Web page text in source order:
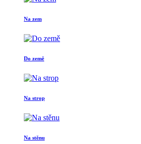
Na zem
Do země
Na strop
Na stěnu